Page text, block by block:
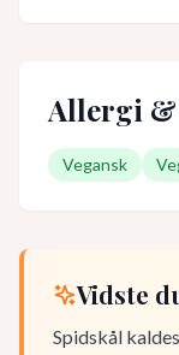
Allergi
Vegansk
Vidste
Spidskål